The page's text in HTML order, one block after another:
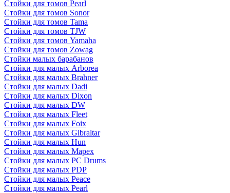
Стойки для томов Pearl
Стойки для томов Sonor
Стойки для томов Tama
Стойки для томов TJW
Стойки для томов Yamaha
Стойки для томов Zowag
Стойки малых барабанов
Стойки для малых Arborea
Стойки для малых Brahner
Стойки для малых Dadi
Стойки для малых Dixon
Стойки для малых DW
Стойки для малых Fleet
Стойки для малых Foix
Стойки для малых Gibraltar
Стойки для малых Hun
Стойки для малых Mapex
Стойки для малых PC Drums
Стойки для малых PDP
Стойки для малых Peace
Стойки для малых Pearl